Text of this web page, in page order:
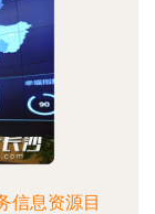
信息资源目